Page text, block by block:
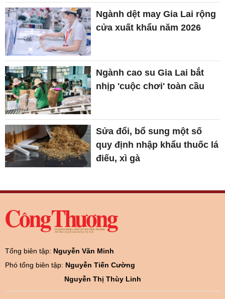
Ngành dệt may Gia Lai rộng
cửa xuất khẩu năm 2026
Ngành cao su Gia Lai bắt
nhịp 'cuộc chơi' toàn cầu
Sửa đổi, bổ sung một số
quy định nhập khẩu thuốc lá
điếu, xì gà
Tổng biên tập: Nguyễn Văn Minh
Phó tổng biên tập: Nguyễn Tiến Cường
Nguyễn Thị Thùy Linh